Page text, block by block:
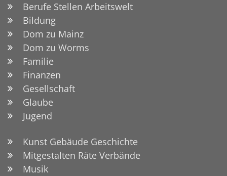
Berufe Stellen Arbeitswelt
Bildung
Dom zu Mainz
Dom zu Worms
Familie
Finanzen
Gesellschaft
Glaube
Jugend
Kunst Gebäude Geschichte
Mitgestalten Räte Verbände
Musik